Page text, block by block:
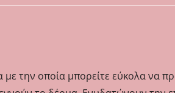
την οποία μπορείτε εύκολα να